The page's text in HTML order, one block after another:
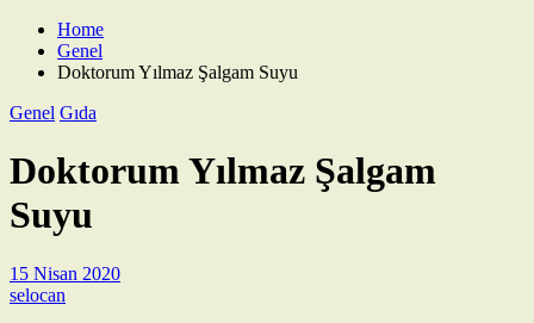
Home
Genel
Doktorum Yılmaz Şalgam Suyu
Genel Gıda
Doktorum Yılmaz Şalgam
Suyu
15 Nisan 2020
selocan